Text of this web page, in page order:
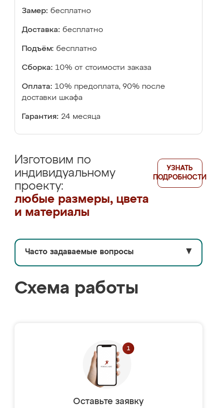
Замер: бесплатно
Доставка: бесплатно
Подъём: бесплатно
Сборка: 10% от стоимости заказа
Оплата: 10% предоплата, 90% после
доставки шкафа
Гарантия: 24 месяца
Изготовим по
индивидуальному
проекту:
любые размеры, цвета
и материалы
УЗНАТЬ
ПОДРОБНОСТИ
Часто задаваемые вопросы ▼
Схема работы
Оставьте заявку